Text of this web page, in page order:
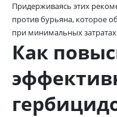
Придерживаясь этих
против бурьяна, которое
при минимальных
Как